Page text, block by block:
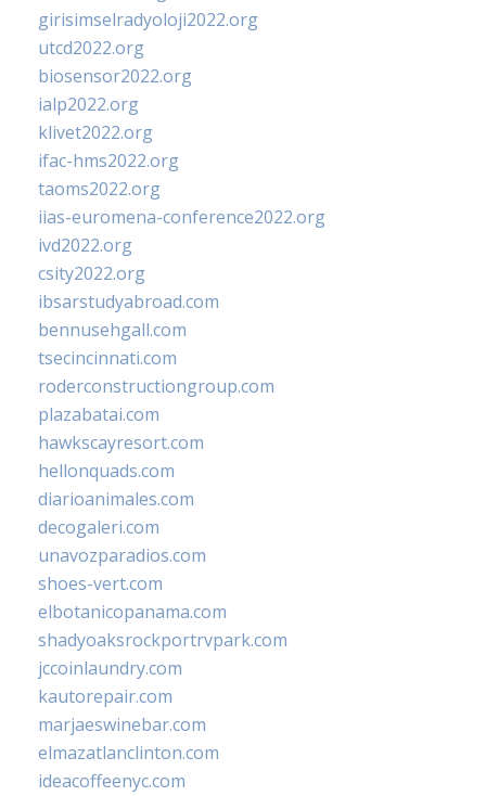
girisimselradyoloji2022.org
utcd2022.org
biosensor2022.org
ialp2022.org
klivet2022.org
ifac-hms2022.org
taoms2022.org
iias-euromena-conference2022.org
ivd2022.org
csity2022.org
ibsarstudyabroad.com
bennusehgall.com
tsecincinnati.com
roderconstructiongroup.com
plazabatai.com
hawkscayresort.com
hellonquads.com
diarioanimales.com
decogaleri.com
unavozparadios.com
shoes-vert.com
elbotanicopanama.com
shadyoaksrockportrvpark.com
jccoinlaundry.com
kautorepair.com
marjaeswinebar.com
elmazatlanclinton.com
ideacoffeenyc.com